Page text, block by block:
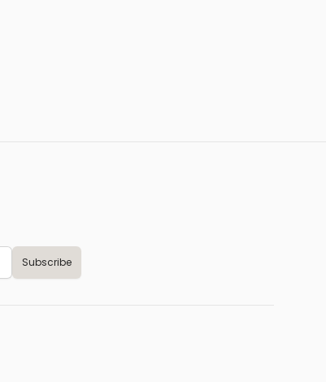
Subscribe